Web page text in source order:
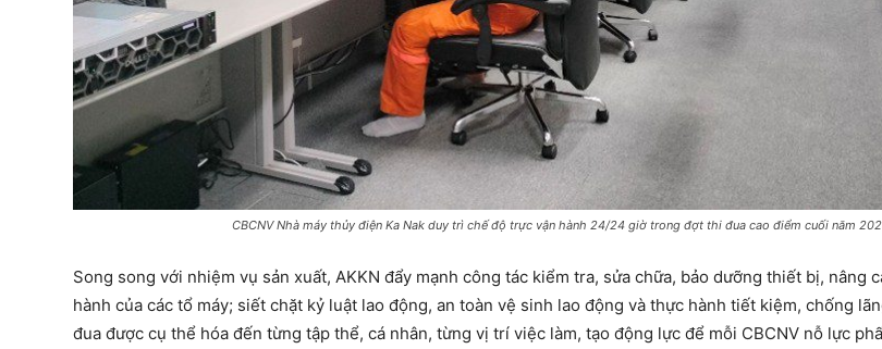
CBCNV Nhà máy thủy điện Ka Nak duy trì chế độ trực vận hành 24/24 giờ trong đợt thi đua cao điểm cuối năm
Song song với nhiệm vụ sản xuất, AKKN đẩy mạnh công tác kiểm tra, sửa chữa, bảo dưỡng thiết bị, nâng
hành của các tổ máy; siết chặt kỷ luật lao động, an toàn vệ sinh lao động và thực hành tiết kiệm, chống
đua được cụ thể hóa đến từng tập thể, cá nhân, từng vị trí việc làm, tạo động lực để mỗi CBCNV nỗ lực